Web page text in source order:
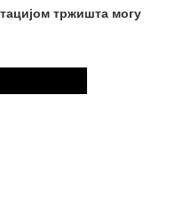
тржишта могу